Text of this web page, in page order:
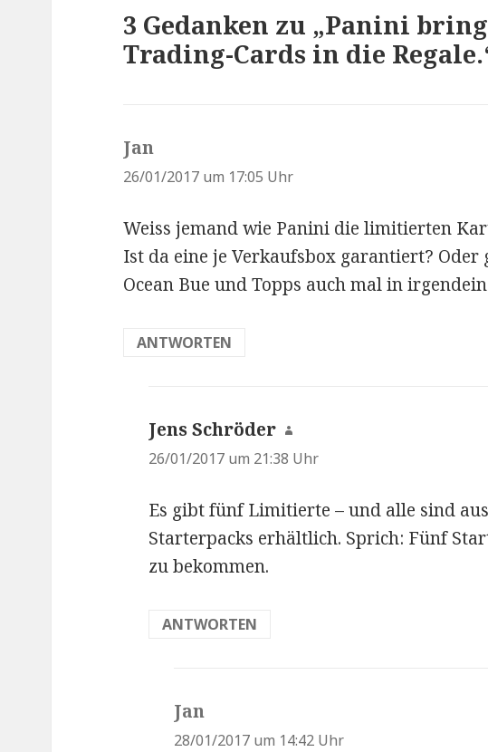
3 Gedanken zu „Panini
Trading-Cards in die
Jan
a
t
:
26/01/2017 um 17:05 Uhr
Weiss jemand wie Panini die limitierten
Ist da eine je Verkaufsbox garantiert? Oder
Ocean Bue und Topps auch mal in
ANTWORTEN
Jens Schröder
s
a
t
:
26/01/2017 um 21:38 Uhr
Es gibt fünf Limitierte – und alle sind
Starterpacks erhältlich. Sprich: Fünf
zu bekommen.
ANTWORTEN
Jan
a
28/01/2017 um 14:42 Uhr